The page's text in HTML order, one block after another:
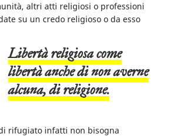
altri atti religiosi o professioni
su un credo religioso o da esso
Libertà religiosa come
libertà anche di non averne
alcuna, di religione.
rifugiato infatti non bisogna